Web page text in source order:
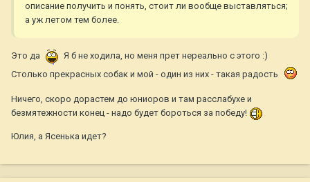
описание получить и понять, стоит ли вообще выставляться;
а уж летом тем более.
Это да
Я б не ходила, но меня прет нереально с этого :)
Столько прекрасных собак и мой - один из них - такая радость
Ничего, скоро дорастем до юниоров и там расслабухе и
безмятежности конец - надо будет бороться за победу!
Юлия, а Ясенька идет?